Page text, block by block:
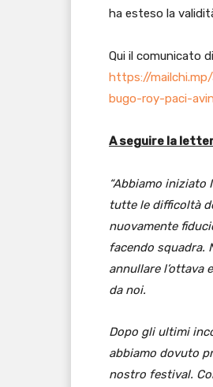
ha esteso la
Qui il comunicato
https://
bugo-roy-paci-
A seguire la
“Abbiamo
tutte le difficoltà
nuovamente
facendo squadra.
annullare l’ottava
da noi.
Dopo gli ultimi
abbiamo dovuto
nostro festival.